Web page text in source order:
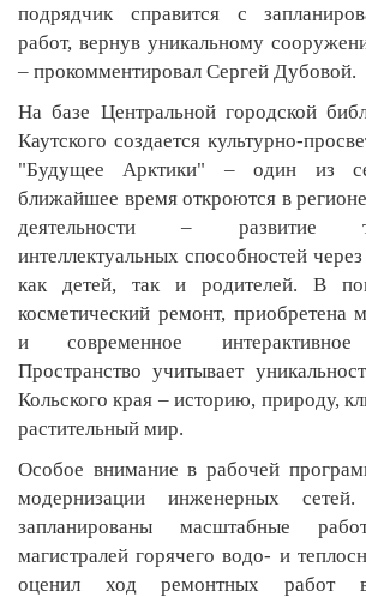
подрядчик справится с
работ, вернув уникальному
– прокомментировал Сергей Дубовой.
На базе Центральной городской
Каутского создается культурно-
"Будущее Арктики" – один из
ближайшее время откроются в
деятельности – развитие
интеллектуальных способностей
как детей, так и родителей. В
косметический ремонт, приобретена
и современное интерактивное
Пространство учитывает
Кольского края – историю, природу,
растительный мир.
Особое внимание в рабочей
модернизации инженерных
запланированы масштабные
магистралей горячего водо- и
оценил ход ремонтных